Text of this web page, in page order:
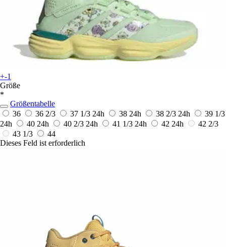
+-1
Größe
*
Größentabelle
36
36 2/3 37 1/3 24h 38 24h 38 2/3 24h
39 1/3
24h
40 24h 40 2/3 24h 41 1/3 24h 42 24h
42 2/3
43 1/3
44
Dieses Feld ist erforderlich